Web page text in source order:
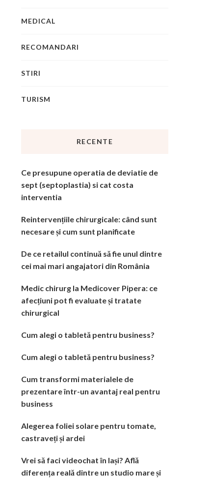
MEDICAL
RECOMANDARI
STIRI
TURISM
RECENTE
Ce presupune operatia de deviatie de
sept (septoplastia) si cat costa
interventia
Reintervențiile chirurgicale: când sunt
necesare și cum sunt planificate
De ce retailul continuă să fie unul dintre
cei mai mari angajatori din România
Medic chirurg la Medicover Pipera: ce
afecțiuni pot fi evaluate și tratate
chirurgical
Cum alegi o tabletă pentru business?
Cum alegi o tabletă pentru business?
Cum transformi materialele de
prezentare într-un avantaj real pentru
business
Alegerea foliei solare pentru tomate,
castraveți și ardei
Vrei să faci videochat în Iași? Află
diferența reală dintre un studio mare și